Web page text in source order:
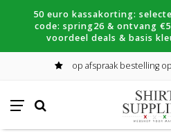
50 euro kassakorting:
code: spring26 & ontvang
voordeel deals & basis
op afspraak bestelling